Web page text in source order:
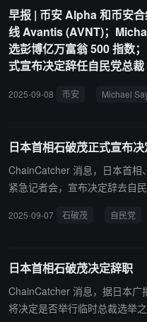
早报 | 币安 Alpha 和币安
线 Avantis (AVNT)；
选彭博亿万富翁 500 指数
式宣布决定辞任自民党总裁
2025-09-08 币安 Michael
日本首相石破茂正式宣布
ChainCatcher 消息，日本首相
紧急记者会，宣布决定辞去自
宣布辞职。 石破茂于去年 9 月当选自民党总裁，其任期应在 2027 年
参议院选举中，执政联盟也失
参众两院议员全体会议，总结
茂在会上就选举失利道歉，并
2025-09-07 石破茂 自民党
日本首相石破茂决定辞职
ChainCatcher 消息，据日本广
将决定是否举行临时总裁选举